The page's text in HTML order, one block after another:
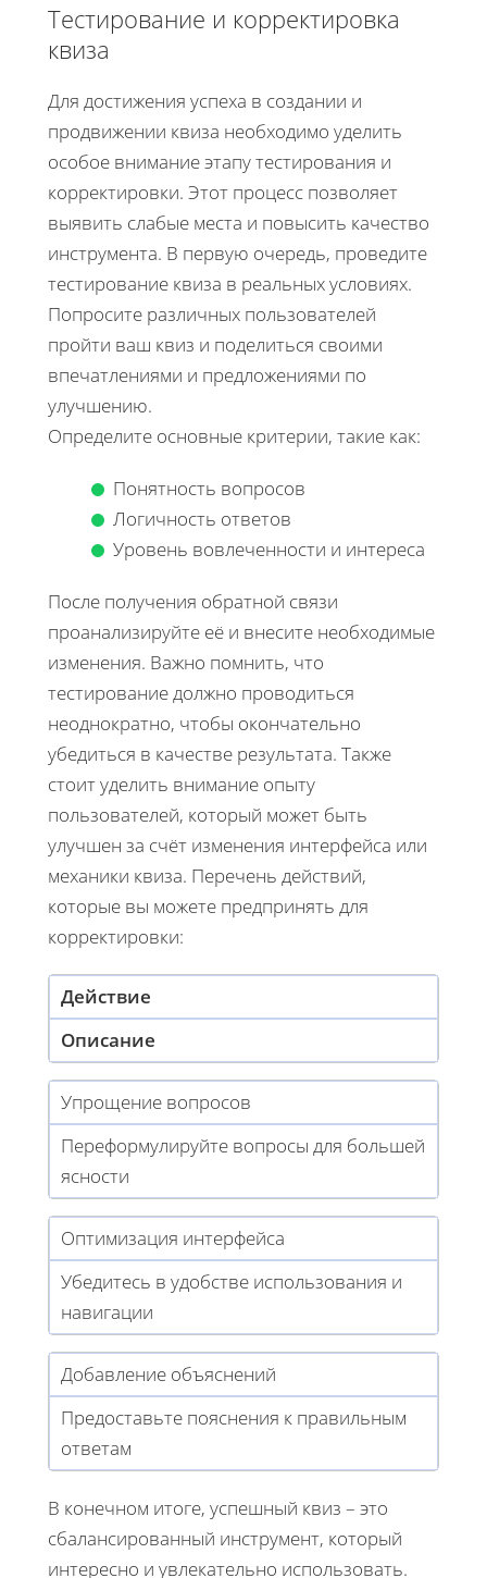
Тестирование и корректировка
квиза
Для достижения успеха в создании и
продвижении квиза необходимо уделить
особое внимание этапу тестирования и
корректировки. Этот процесс позволяет
выявить слабые места и повысить качество
инструмента. В первую очередь, проведите
тестирование квиза в реальных условиях.
Попросите различных пользователей
пройти ваш квиз и поделиться своими
впечатлениями и предложениями по
улучшению.
Определите основные критерии, такие как:
Понятность вопросов
Логичность ответов
Уровень вовлеченности и интереса
После получения обратной связи
проанализируйте её и внесите необходимые
изменения. Важно помнить, что
тестирование должно проводиться
неоднократно, чтобы окончательно
убедиться в качестве результата. Также
стоит уделить внимание опыту
пользователей, который может быть
улучшен за счёт изменения интерфейса или
механики квиза. Перечень действий,
которые вы можете предпринять для
корректировки:
Действие
Описание
Упрощение вопросов
Переформулируйте вопросы для большей
ясности
Оптимизация интерфейса
Убедитесь в удобстве использования и
навигации
Добавление объяснений
Предоставьте пояснения к правильным
ответам
В конечном итоге, успешный квиз – это
сбалансированный инструмент, который
интересно и увлекательно использовать.